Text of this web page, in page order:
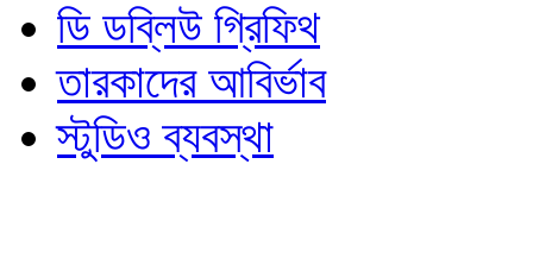
ডি ডব্লিউ গ্রিফিথ
তারকাদের আবির্ভাব
স্টুডিও ব্যবস্থা